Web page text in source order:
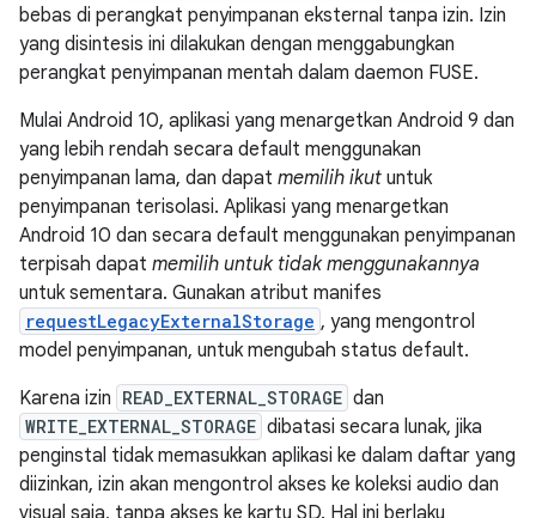
bebas di perangkat penyimpanan eksternal tanpa izin. Izin
yang disintesis ini dilakukan dengan menggabungkan
perangkat penyimpanan mentah dalam daemon FUSE.
Mulai Android 10, aplikasi yang menargetkan Android 9 dan
yang lebih rendah secara default menggunakan
penyimpanan lama, dan dapat memilih ikut untuk
penyimpanan terisolasi. Aplikasi yang menargetkan
Android 10 dan secara default menggunakan penyimpanan
terpisah dapat memilih untuk tidak menggunakannya
untuk sementara. Gunakan atribut manifes
requestLegacyExternalStorage , yang mengontrol
model penyimpanan, untuk mengubah status default.
Karena izin READ_EXTERNAL_STORAGE dan
WRITE_EXTERNAL_STORAGE dibatasi secara lunak, jika
penginstal tidak memasukkan aplikasi ke dalam daftar yang
diizinkan, izin akan mengontrol akses ke koleksi audio dan
visual saja, tanpa akses ke kartu SD. Hal ini berlaku